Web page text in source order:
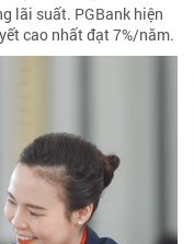
lãi suất. PGBank hiện
cao nhất đạt 7%/năm.